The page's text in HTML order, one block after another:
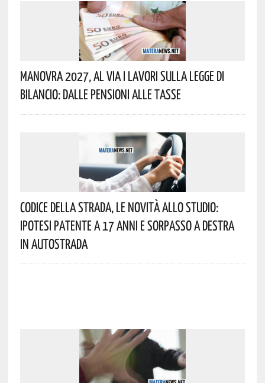
Manovra 2027, Al Via I Lavori Sulla Legge Di
Bilancio: Dalle Pensioni Alle Tasse
Codice Della Strada, Le Novità Allo Studio:
Ipotesi Patente A 17 Anni E Sorpasso A Destra
In Autostrada